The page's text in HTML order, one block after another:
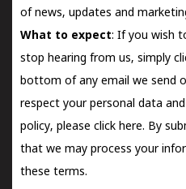
of news, updates and
What to expect: If you wish
stop hearing from us, simply
bottom of any email we send
respect your personal data
policy, please click here. By
that we may process your
these terms.